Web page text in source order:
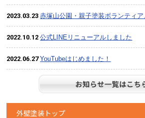
2023.03.23赤塚山公園・親子塗装ボランティ
2022.10.12公式LINEリニューアルしました
2022.06.27YouTubeはじめました！
外壁塗装トップ